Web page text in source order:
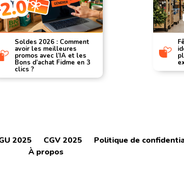
Soldes 2026 : Comment
avoir les meilleures
promos avec l’IA et les
Bons d’achat Fidme en 3
clics ?
2025 CGV 2025 Politique de
À propos